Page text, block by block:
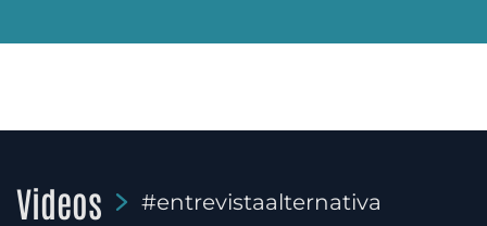
Videos #entrevistaalternativa